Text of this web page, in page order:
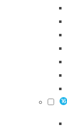
16